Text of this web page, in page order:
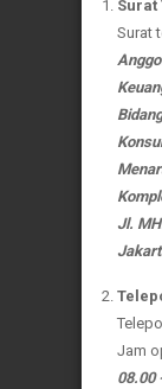
Surat
Surat
Jl.
Jam
08.00